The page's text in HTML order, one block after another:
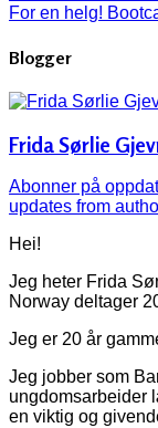
For en helg!
Blogger
Frida Sørlie
Abonner på
updates from
Hei!
Jeg heter Frida
Norway deltager
Jeg er 20 år
Jeg jobber som
ungdomsarbeider
en viktig og